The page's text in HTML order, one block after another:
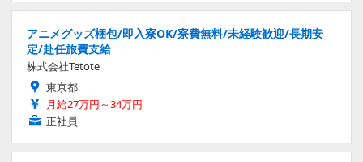
アニメグッズ梱包/即入寮OK/寮費無料/未経験歓迎/長期安
定/赴任旅費支給
株式会社Tetote
東京都
月給27万円～34万円
正社員